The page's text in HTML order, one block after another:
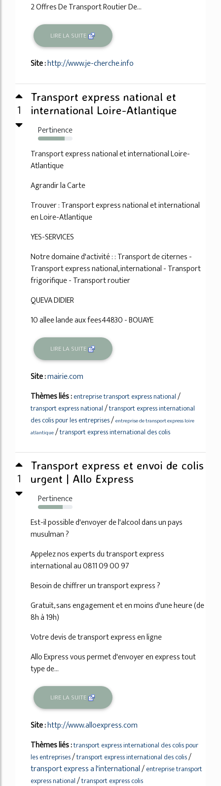
2 Offres De Transport Routier De...
LIRE LA SUITE
Site :http://www.je-cherche.info
1
Transport express national et
international Loire-Atlantique
Pertinence
77%
Transport express national et international Loire-
Atlantique
Agrandir la Carte
Trouver : Transport express national et international
en Loire-Atlantique
YES-SERVICES
Notre domaine d'activité : : Transport de citernes -
Transport express national, international - Transport
frigorifique - Transport routier
QUEVA DIDIER
10 allee lande aux fees44830 - BOUAYE
LIRE LA SUITE
Site :mairie.com
Thèmes liés :entreprise transport express national/
transport express national/transport express international
des colis pour les entreprises/entreprise de transport express loire
atlantique/transport express international des colis
1
Transport express et envoi de colis
urgent | Allo Express
Pertinence
71%
Est-il possible d'envoyer de l'alcool dans un pays
musulman ?
Appelez nos experts du transport express
international au 0811 09 00 97
Besoin de chiffrer un transport express ?
Gratuit, sans engagement et en moins d'une heure (de
8h à 19h)
Votre devis de transport express en ligne
Allo Express vous permet d'envoyer en express tout
type de...
LIRE LA SUITE
Site :http://www.alloexpress.com
Thèmes liés :transport express international des colis pour
les entreprises/transport express international des colis/
transport express a l'international/entreprise transport
express national/transport express colis